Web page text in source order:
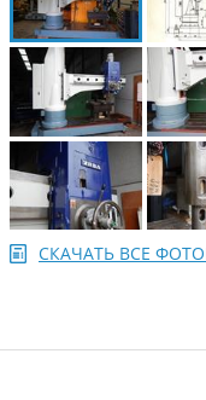
СКАЧАТЬ ВСЕ